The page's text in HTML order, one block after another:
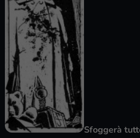
Sfoggerà